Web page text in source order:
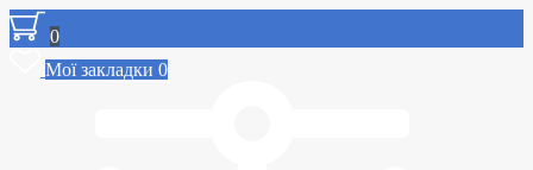
0
Мої закладки 0